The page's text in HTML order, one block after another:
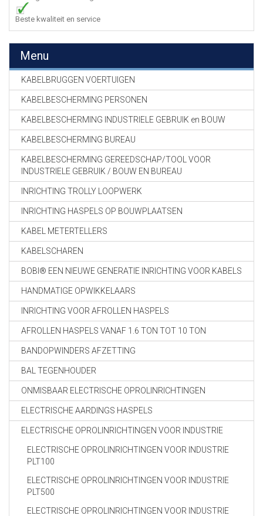
Beste kwaliteit en service
Menu
KABELBRUGGEN VOERTUIGEN
KABELBESCHERMING PERSONEN
KABELBESCHERMING INDUSTRIELE GEBRUIK en BOUW
KABELBESCHERMING BUREAU
KABELBESCHERMING GEREEDSCHAP/TOOL VOOR
INDUSTRIELE GEBRUIK / BOUW EN BUREAU
INRICHTING TROLLY LOOPWERK
INRICHTING HASPELS OP BOUWPLAATSEN
KABEL METERTELLERS
KABELSCHAREN
BOBI® EEN NIEUWE GENERATIE INRICHTING VOOR KABELS
HANDMATIGE OPWIKKELAARS
INRICHTING VOOR AFROLLEN HASPELS
AFROLLEN HASPELS VANAF 1.6 TON TOT 10 TON
BANDOPWINDERS AFZETTING
BAL TEGENHOUDER
ONMISBAAR ELECTRISCHE OPROLINRICHTINGEN
ELECTRISCHE AARDINGS HASPELS
ELECTRISCHE OPROLINRICHTINGEN VOOR INDUSTRIE
ELECTRISCHE OPROLINRICHTINGEN VOOR INDUSTRIE
PLT100
ELECTRISCHE OPROLINRICHTINGEN VOOR INDUSTRIE
PLT500
ELECTRISCHE OPROLINRICHTINGEN VOOR INDUSTRIE